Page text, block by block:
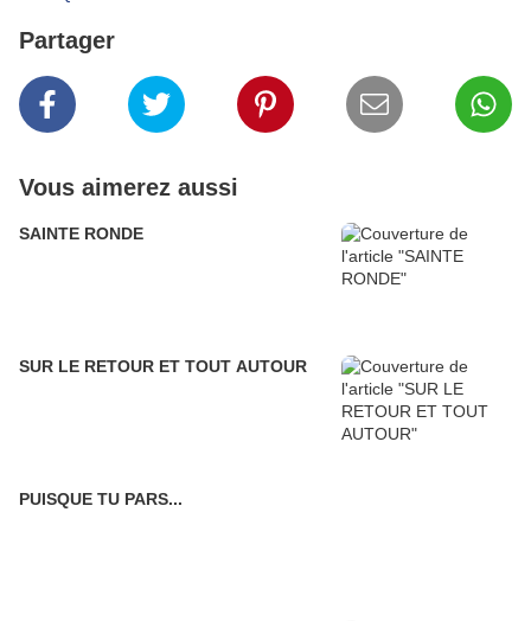
Partager
Vous aimerez aussi
SAINTE RONDE
SUR LE RETOUR ET TOUT AUTOUR
PUISQUE TU PARS...